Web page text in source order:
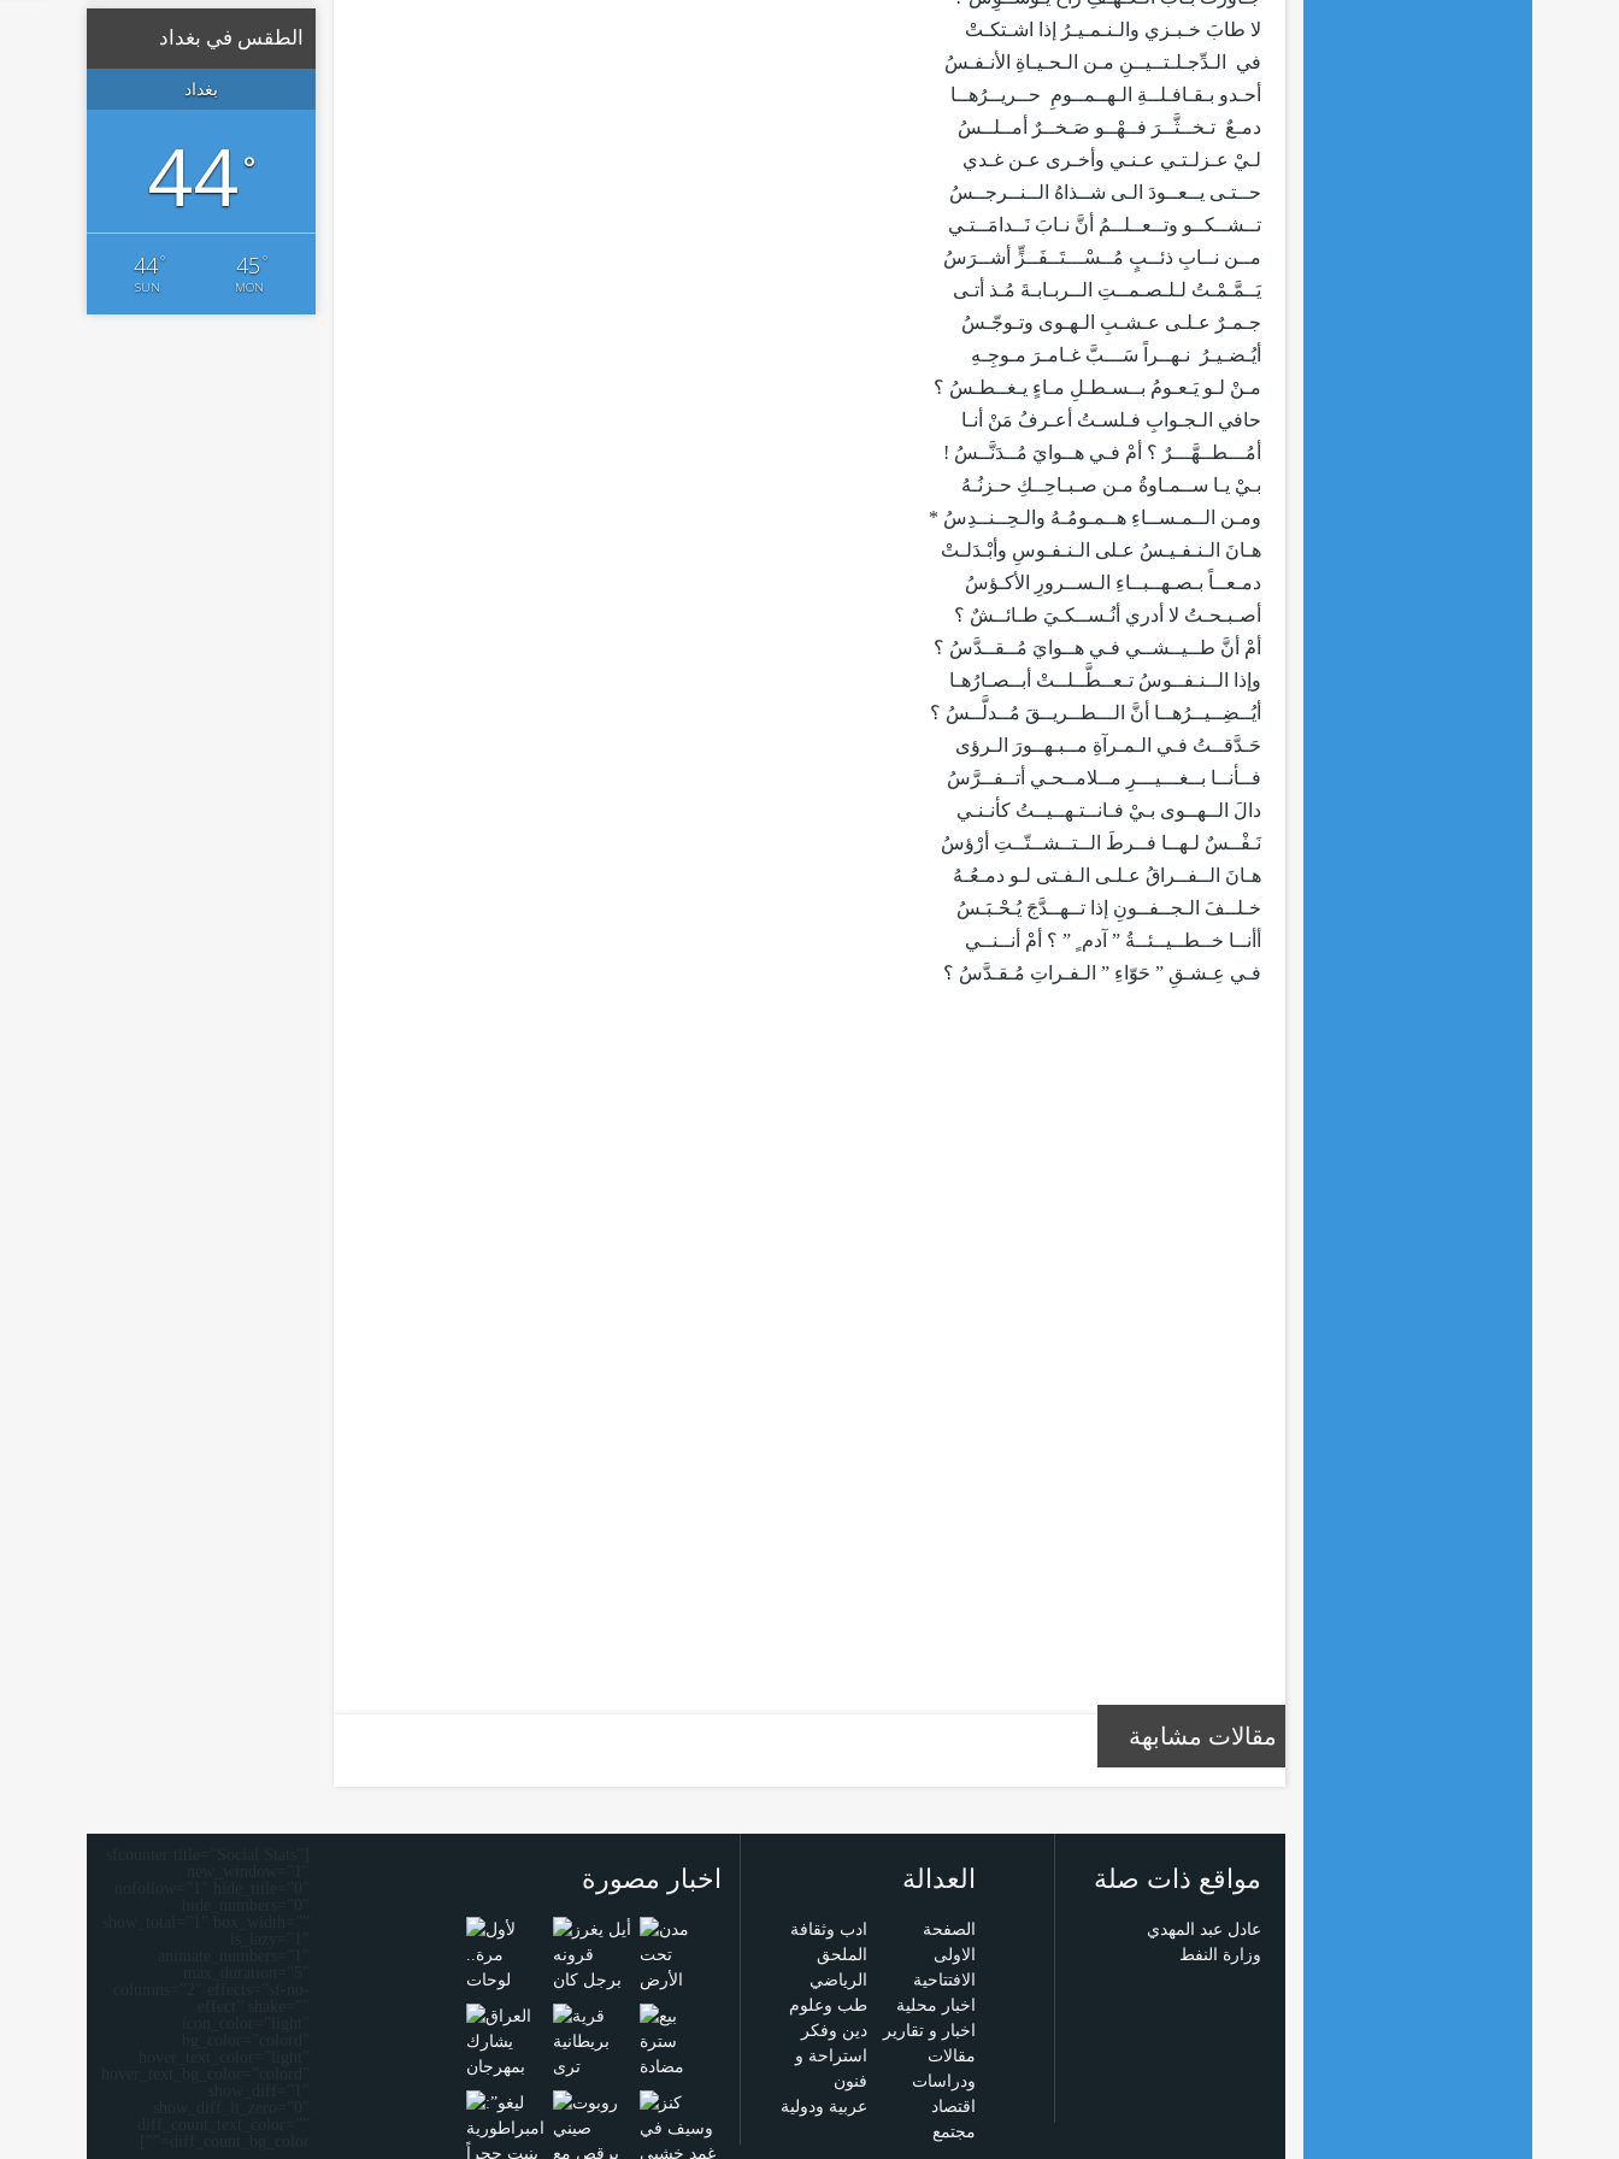
لا طابَ خـبـزي والـنـمـيـرُ إذا اشـتكـتْ
في الـدِّجـلـتــيــنِ مـن الـحـيـاةِ الأنـفـسُ
أحـدو بـقـافـلــةِ الـهــمــومِ حــريــرُهــا
دمـعٌ تـخــثَّــرَ فــهْــو صَـخــرٌ أمــلــسُ
لـيْ عـزلـتـي عـنـي وأخـرى عـن غـدي
حــتـى يــعــودَ الـى شــذاهُ الــنــرجــسُ
تــشــكــو وتــعــلــمُ أنَّ نـابَ نَــدامَــتـي
مــن نــابِ ذئــبٍ مُــسْـــتَــفَــزٍّ أشــرَسُ
يَــمَّـمْـتُ لـلـصـمــتِ الــربـابـةَ مُـذ أتـى
جـمـرٌ عـلـى عـشـبِ الـهـوى وتـوجّـسُ
أيُـضـيـرُ نـهــراً سَـــبَّ غـامـرَ مـوجِـهِ
مـنْ لـو يَـعـومُ بــسـطـلِ مـاءٍ يـغــطـسُ ؟
حافي الـجـوابِ فـلسـتُ أعـرفُ مَنْ أنـا
أمُـــطــهَّـــرٌ ؟ أمْ فـي هــوايَ مُــدَنَّــسُ !
بـيْ يـا ســمـاوةُ مـن صـبـاحِــكِ حـزنُـهُ
ومـن الــمـســاءِ هــمـومُـهُ والـحِــنــدِسُ *
هـانَ الـنـفـيـسُ عـلى الـنـفـوسِ وأبْـدَلـتْ
دمـعــاً بـصـهــبــاءِ الـســرورِ الأكـؤسُ
أصـبـحـتُ لا أدري أنُـســكـيَ طـائــشٌ ؟
أمْ أنَّ طــيــشــي فـي هــوايَ مُــقــدَّسُ ؟
وإذا الــنـفــوسُ تـعــطَّــلــتْ أبــصـارُهـا
أيُــضِــيــرُهــا أنَّ الـــطــريــقَ مُــدلَّــسُ ؟
حَـدَّقــتُ فـي الـمـرآةِ مــبـهــورَ الـرؤى
فــأنــا بــغـــيـــرِ مــلامــحـي أتــفــرَّسُ
دالَ الــهــوى بـيْ فـانــتـهــيــتُ كأنـنـي
نَـفْــسٌ لـهــا فــرطَ الــتــشــتّــتِ أرْؤسُ
هـانَ الــفــراقُ عـلـى الـفـتى لـو دمـعُـهُ
خـلــفَ الـجــفــونِ إذا تــهــدَّجَ يُـحْـبَـسُ
أأنــا خــطــيــئــةُ ” آدم ٍ ” ؟ أمْ أنــنــي
فـي عِـشـقِ ” حَوّاءِ ” الـفـراتِ مُـقـدَّسُ ؟
مقالات مشابهة
الطقس في بغداد
بغداد
44°
44°
SUN
45°
MON
مواقع ذات صلة
عادل عبد المهدي
وزارة النفط
العدالة
الصفحة
الاولى
الافتتاحية
اخبار محلية
اخبار و تقارير
مقالات
ودراسات
اقتصاد
مجتمع
ادب وثقافة
الملحق
الرياضي
طب وعلوم
دين وفكر
استراحة و
فنون
عربية ودولية
اخبار مصورة